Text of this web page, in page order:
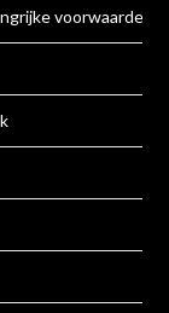
voorwaarden